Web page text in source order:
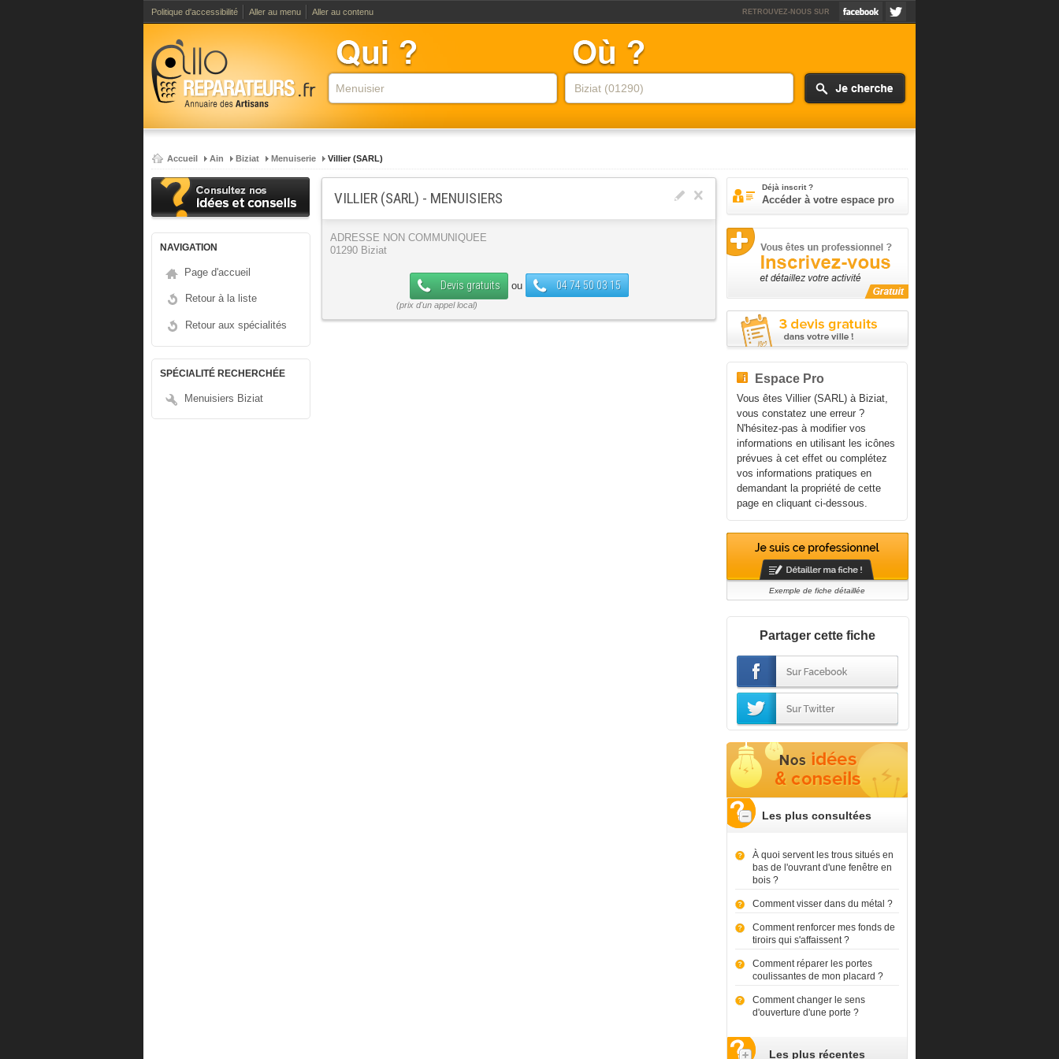
Politique d'accessibilité Aller au menu Aller au contenu RETROUVEZ-NOUS SUR
Accueil Ain Biziat Menuiserie Villier (SARL)
NAVIGATION
Page d'accueil
Retour à la liste
Retour aux spécialités
SPÉCIALITÉ RECHERCHÉE
Menuisiers Biziat
VILLIER (SARL) - MENUISIERS
ADRESSE NON COMMUNIQUEE
01290 Biziat
Devis gratuits ou 04 74 50 03 15
Déjà inscrit ?
Accéder à votre espace pro
Espace Pro
Vous êtes Villier (SARL) à Biziat,
vous constatez une erreur ?
N'hésitez-pas à modifier vos
informations en utilisant les icônes
prévues à cet effet ou complétez
vos informations pratiques en
demandant la propriété de cette
page en cliquant ci-dessous.
Exemple de fiche détaillée
Partager cette fiche
Les plus consultées
À quoi servent les trous situés en
bas de l'ouvrant d'une fenêtre en
bois ?
Comment visser dans du métal ?
Comment renforcer mes fonds de
tiroirs qui s'affaissent ?
Comment réparer les portes
coulissantes de mon placard ?
Comment changer le sens
d'ouverture d'une porte ?
Les plus récentes